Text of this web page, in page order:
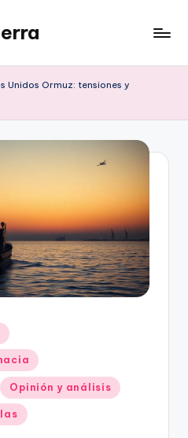
Unidos Ormuz: tensiones y
Opinión y análisis